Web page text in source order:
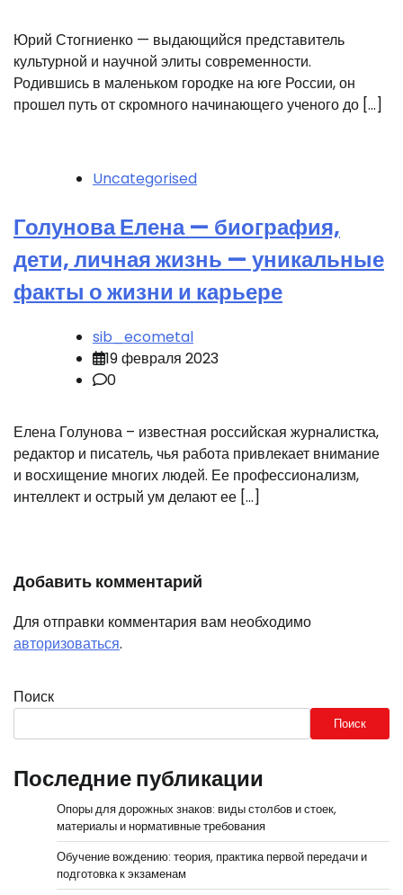
Юрий Стогниенко — выдающийся представитель
культурной и научной элиты современности.
Родившись в маленьком городке на юге России, он
прошел путь от скромного начинающего ученого до […]
Uncategorised
Голунова Елена — биография,
дети, личная жизнь — уникальные
факты о жизни и карьере
sib_ecometal
19 февраля 2023
0
Елена Голунова – известная российская журналистка,
редактор и писатель, чья работа привлекает внимание
и восхищение многих людей. Ее профессионализм,
интеллект и острый ум делают ее […]
Добавить комментарий
Для отправки комментария вам необходимо
авторизоваться.
Поиск
Поиск
Последние публикации
Опоры для дорожных знаков: виды столбов и стоек,
материалы и нормативные требования
Обучение вождению: теория, практика первой передачи и
подготовка к экзаменам